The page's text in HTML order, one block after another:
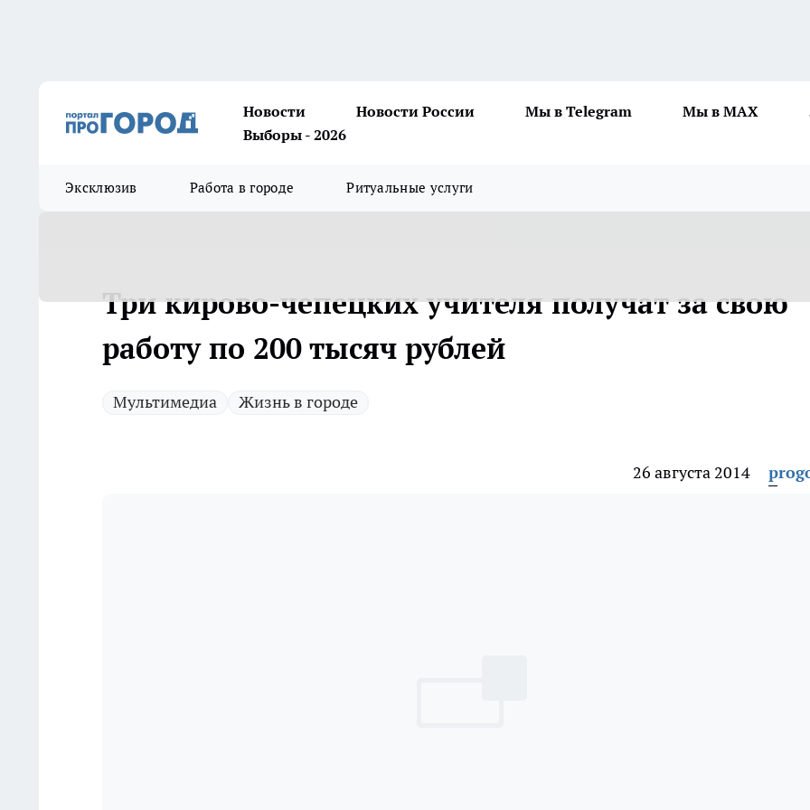
Новости Новости России Мы в Telegram Мы в MAX
Выборы - 2026
Эксклюзив Работа в городе Ритуальные услуги
Три кирово-чепецких учителя получат за свою
работу по 200 тысяч рублей
Мультимедиа Жизнь в городе
26 августа 2014